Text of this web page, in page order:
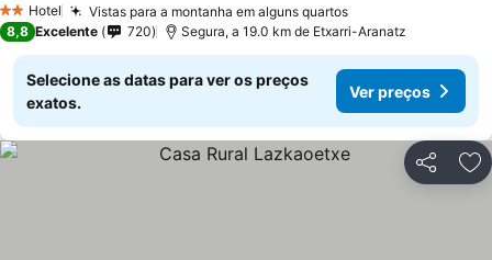
2 Estrelas
Hotel Vistas para a montanha em alguns quartos
8,8 Excelente 720 Segura, a 19.0 km de Etxarri-Aranatz
Selecione as datas para ver os preços
exatos.
Ver preços
Partilhar